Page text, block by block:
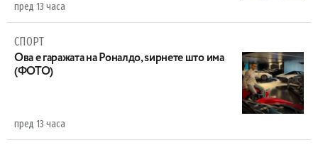
пред 13 часа
СПОРТ
Ова е гаражата на Роналдо, ѕирнете што има
(ФОТО)
пред 13 часа